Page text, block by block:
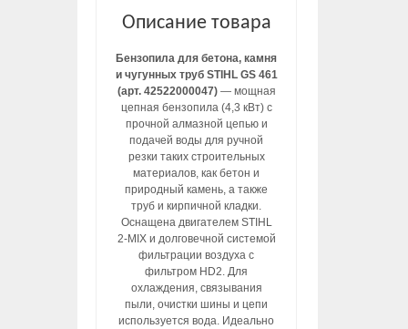
Описание товара
Бензопила для бетона, камня
и чугунных труб STIHL GS 461
(арт. 42522000047)— мощная
цепная бензопила (4,3 кВт) с
прочной алмазной цепью и
подачей воды для ручной
резки таких строительных
материалов, как бетон и
природный камень, а также
труб и кирпичной кладки.
Оснащена двигателем STIHL
2-MIX и долговечной системой
фильтрации воздуха с
фильтром HD2. Для
охлаждения, связывания
пыли, очистки шины и цепи
используется вода. Идеально